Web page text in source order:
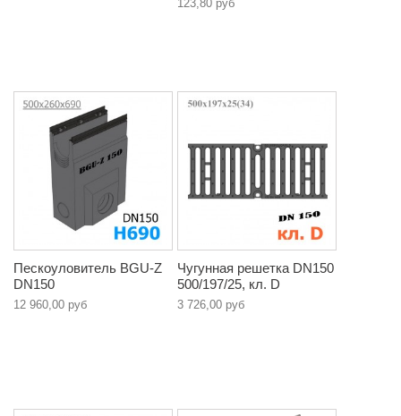
123,80 руб
Пескоуловитель BGU-Z
DN150
12 960,00 руб
Чугунная решетка DN150
500/197/25, кл. D
3 726,00 руб